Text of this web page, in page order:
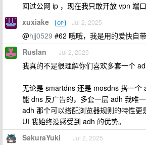
回过公网 ip ，现在我只敢开放 vpn 端口
xuxiake OP Jul 2, 2025
@hjj0529 #62 哦哦，我是用的爱快自
Ruslan Jul 2, 2025
我真的不是很理解你们喜欢多套一个
无论是 smartdns 还是 mosdns 搭一个
能 dns 反广告的，多套一层 adh 我唯一
adh 那个可以搭配浏览器规则的特性更
UI 我始终没感受到 adh 的优势。
SakuraYuki Jul 2, 2025